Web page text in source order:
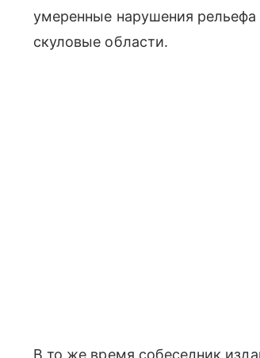
умеренные нарушения
скуловые области.
В то же время собеседник